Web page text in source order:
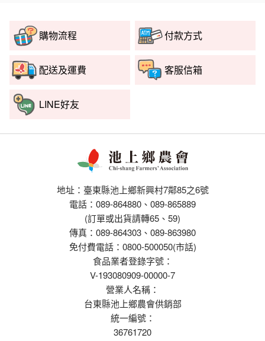
地址：臺東縣池上鄉新興村7鄰85之6號
電話：089-864880、089-865889
(訂單或出貨請轉65、59)
傳真：089-864303、089-863980
免付費電話：0800-500050(市話)
食品業者登錄字號：
V-193080909-00000-7
營業人名稱：
台東縣池上鄉農會供銷部
統一編號：
36761720
購物流程 付款方式
配送及運費 客服信箱
LINE好友